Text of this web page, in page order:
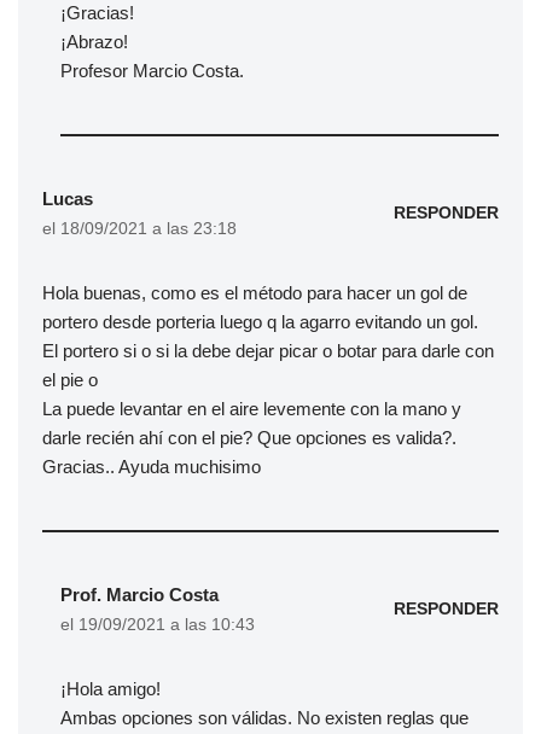
¡Gracias!
¡Abrazo!
Profesor Marcio Costa.
Lucas
el 18/09/2021 a las 23:18
RESPONDER
Hola buenas, como es el método para hacer un gol de
portero desde porteria luego q la agarro evitando un gol.
El portero si o si la debe dejar picar o botar para darle con
el pie o
La puede levantar en el aire levemente con la mano y
darle recién ahí con el pie? Que opciones es valida?.
Gracias.. Ayuda muchisimo
Prof. Marcio Costa
el 19/09/2021 a las 10:43
RESPONDER
¡Hola amigo!
Ambas opciones son válidas. No existen reglas que